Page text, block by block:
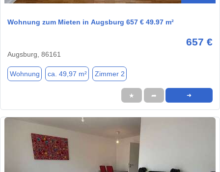
Wohnung zum Mieten in Augsburg 657 € 49.97 m²
657 €
Augsburg, 86161
Wohnung ca. 49,97 m² Zimmer 2
★ ➦ ➜